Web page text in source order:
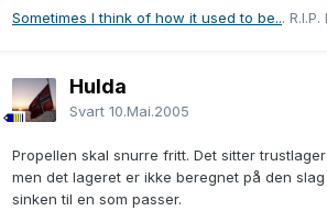
Sometimes I think of how it used to be...
Hulda
Svart 10.Mai.2005
Propellen skal snurre fritt. Det sitter
men det lageret er ikke beregnet på den
sinken til en som passer.